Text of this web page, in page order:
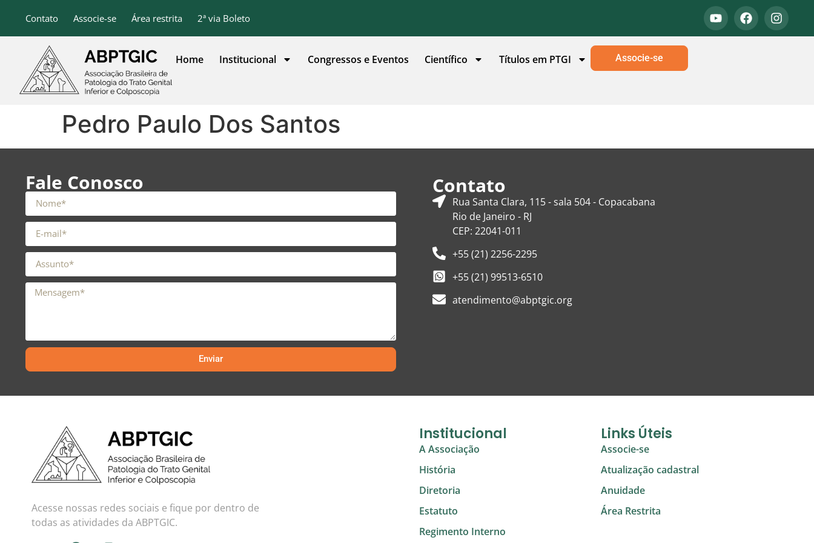
conteúdo
Contato Associe-se Área restrita 2ª via Boleto
Home Institucional Congressos e Eventos Científico Títulos em PTGI Associe-se
Pedro Paulo Dos Santos
Fale Conosco
Enviar
Contato
Rua Santa Clara, 115 - sala 504 - Copacabana
Rio de Janeiro - RJ
CEP: 22041-011
+55 (21) 2256-2295
+55 (21) 99513-6510
atendimento@abptgic.org
Acesse nossas redes sociais e fique por dentro de
todas as atividades da ABPTGIC.
Institucional
A Associação
História
Diretoria
Estatuto
Regimento Interno
Links Úteis
Associe-se
Atualização cadastral
Anuidade
Área Restrita